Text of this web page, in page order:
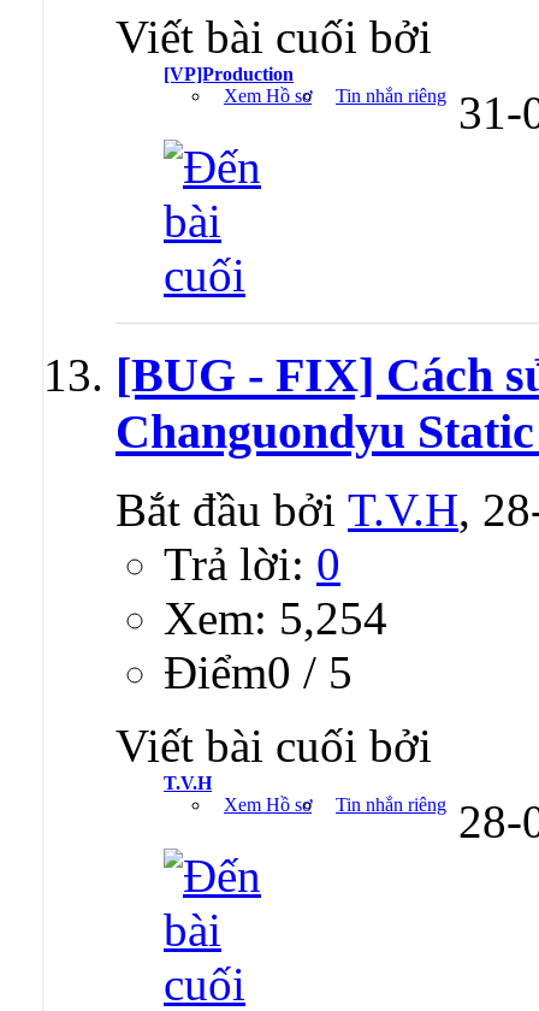
Viết bài cuối bởi
[VP]Production
Xem Hồ sơ
Tin nhắn riêng 31-
[BUG - FIX] Cách
Changuondyu
Bắt đầu bởi T.V.H,
Trả lời: 0
Xem: 5,254
Ðiểm0 / 5
Viết bài cuối bởi
T.V.H
Xem Hồ sơ
Tin nhắn riêng 28-